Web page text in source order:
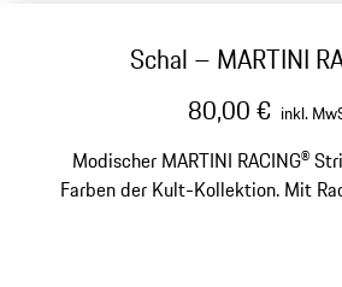
Schal – MARTINI
80,00 € inkl.
Modischer MARTINI RACING®
Farben der Kult-Kollektion. Mit